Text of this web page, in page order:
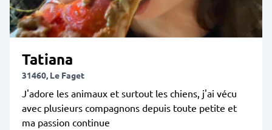
Tatiana
31460, Le Faget
J'adore les animaux et surtout les chiens, j'ai vécu
avec plusieurs compagnons depuis toute petite et
ma passion continue